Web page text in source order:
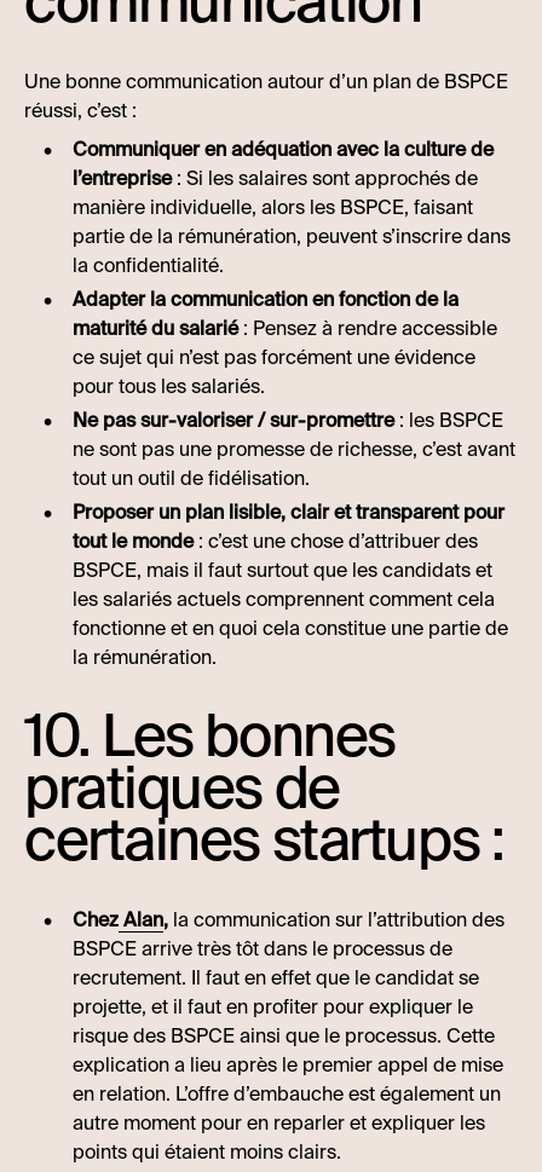
Une bonne communication autour d’un plan de BSPCE
réussi, c’est :
Communiquer en adéquation avec la culture de
l’entreprise: Si les salaires sont approchés de
manière individuelle, alors les BSPCE, faisant
partie de la rémunération, peuvent s’inscrire dans
la confidentialité.
Adapter la communication en fonction de la
maturité du salarié: Pensez à rendre accessible
ce sujet qui n’est pas forcément une évidence
pour tous les salariés.
Ne pas sur-valoriser / sur-promettre: les BSPCE
ne sont pas une promesse de richesse, c’est avant
tout un outil de fidélisation.
Proposer un plan lisible, clair et transparent pour
tout le monde: c’est une chose d’attribuer des
BSPCE, mais il faut surtout que les candidats et
les salariés actuels comprennent comment cela
fonctionne et en quoi cela constitue une partie de
la rémunération.
10. Les bonnes
pratiques de
certaines startups :
ChezAlan, la communication sur l’attribution des
BSPCE arrive très tôt dans le processus de
recrutement. Il faut en effet que le candidat se
projette, et il faut en profiter pour expliquer le
risque des BSPCE ainsi que le processus. Cette
explication a lieu après le premier appel de mise
en relation. L’offre d’embauche est également un
autre moment pour en reparler et expliquer les
points qui étaient moins clairs.